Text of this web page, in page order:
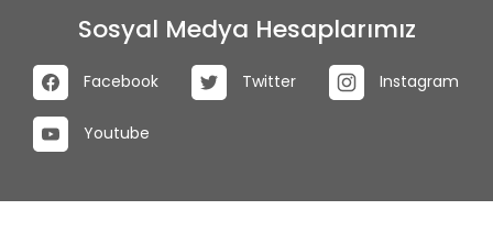
Sosyal Medya Hesaplarımız
Facebook Twitter Instagram
Youtube